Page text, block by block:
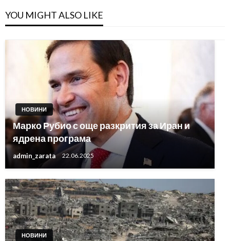
YOU MIGHT ALSO LIKE
НОВИНИ
Марко Рубио с още разкрития за Иран и
ядрена програма
admin_zarata 22.06.2025
НОВИНИ